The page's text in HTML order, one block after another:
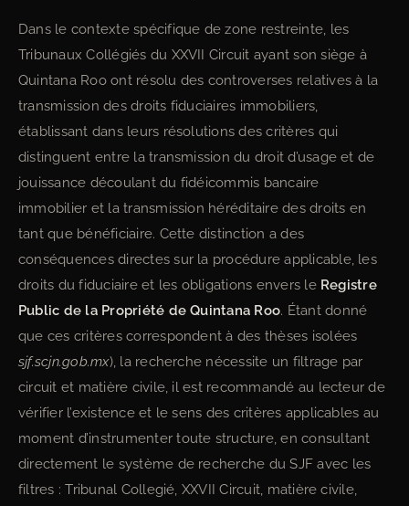
Dans le contexte spécifique de zone restreinte, les
Tribunaux Collégiés du XXVII Circuit ayant son siège à
Quintana Roo ont résolu des controverses relatives à la
transmission des droits fiduciaires immobiliers,
établissant dans leurs résolutions des critères qui
distinguent entre la transmission du droit d’usage et de
jouissance découlant du fidéicommis bancaire
immobilier et la transmission héréditaire des droits en
tant que bénéficiaire. Cette distinction a des
conséquences directes sur la procédure applicable, les
droits du fiduciaire et les obligations envers le Registre
Public de la Propriété de Quintana Roo. Étant donné
que ces critères correspondent à des thèses isolées
sjf.scjn.gob.mx), la recherche nécessite un filtrage par
circuit et matière civile, il est recommandé au lecteur de
vérifier l’existence et le sens des critères applicables au
moment d’instrumenter toute structure, en consultant
directement le système de recherche du SJF avec les
filtres : Tribunal Collegié, XXVII Circuit, matière civile,